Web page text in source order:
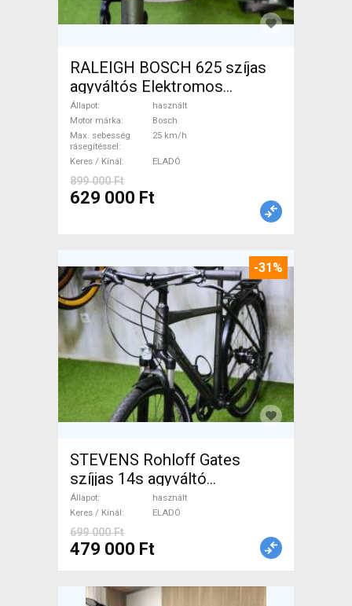
RALEIGH BOSCH 625 szíjas
agyváltós Elektromos
Trekking/cross 25 km/h
Bosch használt ELADÓ
Állapot
használt
Motor márka
Bosch
Max. sebesség
rásegítéssel
25 km/h
Keres / Kínál ELADÓ
899 000 Ft
629 000 Ft
-31%
STEVENS Rohloff Gates
szíjjas 14s agyváltó
Trekking/cross használt
ELADÓ
Állapot
használt
Keres / Kínál
ELADÓ
699 000 Ft
479 000 Ft